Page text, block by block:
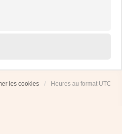
les cookies Heures au format UTC